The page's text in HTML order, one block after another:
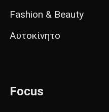
Fashion & Beauty
Αυτοκίνητο
Focus